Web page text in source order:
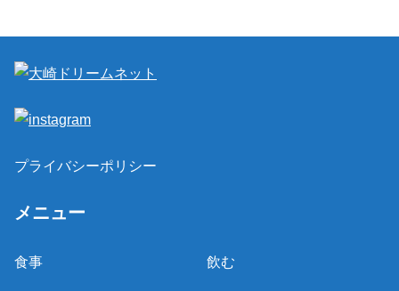
プライバシーポリシー
メニュー
食事 飲む